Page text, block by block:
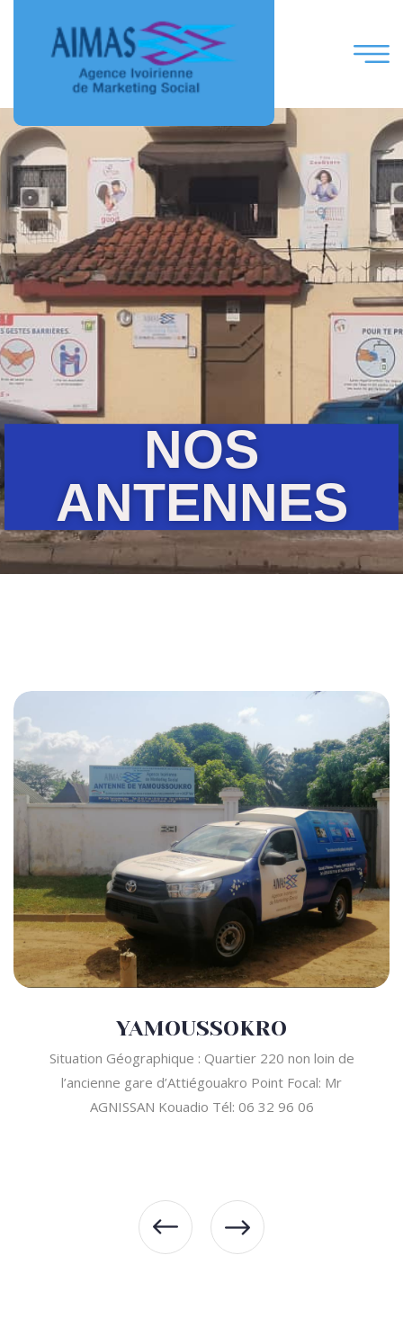
NOS
ANTENNES
YAMOUSSOKRO
Situation Géographique : Quartier 220 non loin de
l’ancienne gare d’Attiégouakro Point Focal: Mr
AGNISSAN Kouadio Tél: 06 32 96 06